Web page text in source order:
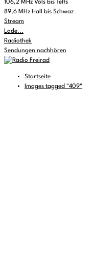
106,2 MHz Völs bis Telfs
89,6 MHz Hall bis Schwaz
Stream
Lade...
Radiothek
Sendungen nachhören
Startseite
Images tagged "409"